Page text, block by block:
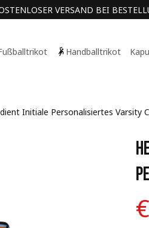
VERSAND BEI
Handballtrikot
Initiale Personalisiertes Varsity